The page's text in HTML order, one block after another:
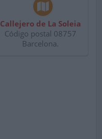
Callejero de La Soleia
Código postal 08757
Barcelona.